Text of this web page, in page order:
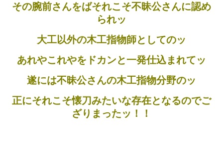
その腕前さんをばそれこそ不昧公さんに認め
られッ
大工以外の木工指物師としてのッ
あれやこれやをドカンと一発仕込まれてッ
遂には不昧公さんの木工指物分野のッ
正にそれこそ懐刀みたいな存在となるのでご
ざりまったッ！！